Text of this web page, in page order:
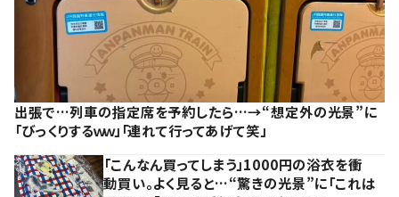
出張で…列車の指定席を予約したら…→“想定外の光景”に
「びっくりするｗｗ」「連れて行ってあげて笑」
「こんなん買ってしまう」1000円の浴衣を衝
動買い。よく見ると…“驚きの光景”に「これは